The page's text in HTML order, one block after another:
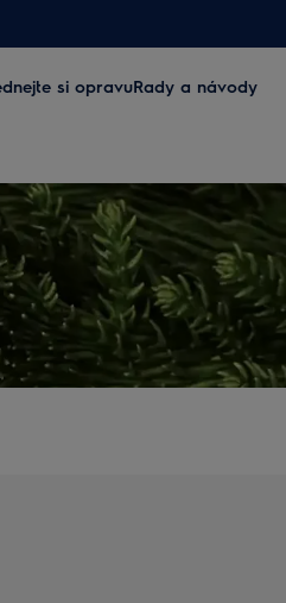
si opravuRady a návody